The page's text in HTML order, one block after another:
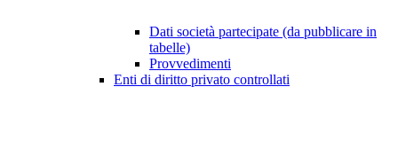
Dati società partecipate (da pubblicare in
tabelle)
Provvedimenti
Enti di diritto privato controllati